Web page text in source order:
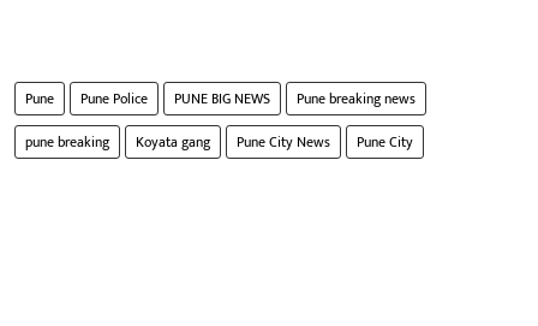
Pune Pune Police PUNE BIG NEWS
Pune breaking news
pune breaking
Koyata gang Pune City News Pune City